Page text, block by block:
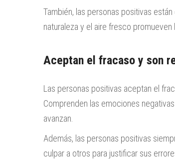
También, las personas positivas
naturaleza y el aire fresco
Aceptan el fracaso y son
Las personas positivas aceptan el
Comprenden las emociones
avanzan.
Además, las personas positivas
culpar a otros para justificar sus